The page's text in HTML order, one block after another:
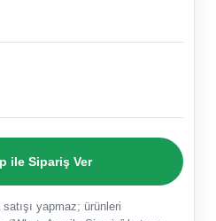
ile Sipariş Ver
yapmaz; ürünleri